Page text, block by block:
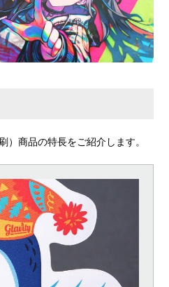
）商品の特長をご紹介します。